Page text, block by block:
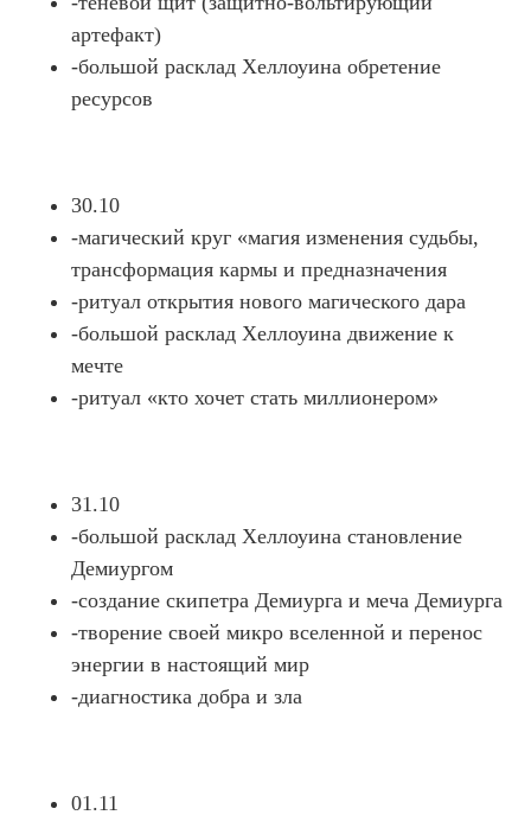
артефакт)
-большой расклад Хеллоуина обретение
ресурсов
30.10
-магический круг «магия изменения судьбы,
трансформация кармы и предназначения
-ритуал открытия нового магического дара
-большой расклад Хеллоуина движение к
мечте
-ритуал «кто хочет стать миллионером»
31.10
-большой расклад Хеллоуина становление
Демиургом
-создание скипетра Демиурга и меча Демиурга
-творение своей микро вселенной и перенос
энергии в настоящий мир
-диагностика добра и зла
01.11